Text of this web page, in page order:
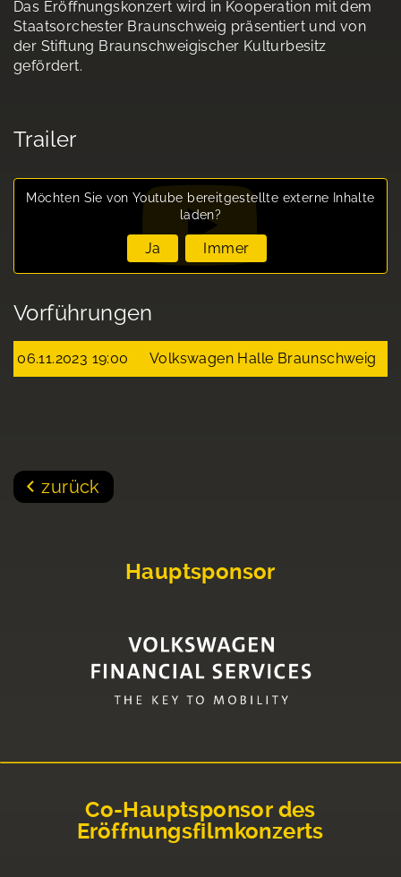
Das Eröffnungskonzert wird in Kooperation mit dem
Staatsorchester Braunschweig präsentiert und von
der Stiftung Braunschweigischer Kulturbesitz
gefördert.
Trailer
Möchten Sie von Youtube bereitgestellte externe Inhalte
laden?
Ja Immer
Vorführungen
06.11.2023 19:00 Volkswagen Halle Braunschweig
zurück
Hauptsponsor
Co-Hauptsponsor des
Eröffnungsfilmkonzerts